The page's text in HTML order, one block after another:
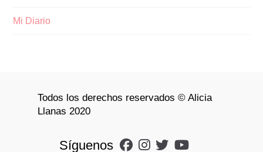
Mi Diario
Todos los derechos reservados © Alicia
Llanas 2020
Síguenos